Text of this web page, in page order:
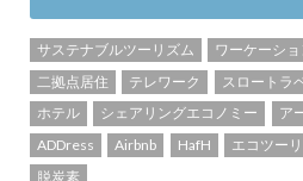
サステナブルツーリズム ワーケーショ
二拠点居住
テレワーク スロートラ
ホテル
シェアリングエコノミー ア
ADDress
Airbnb HafH エコツー
脱炭素